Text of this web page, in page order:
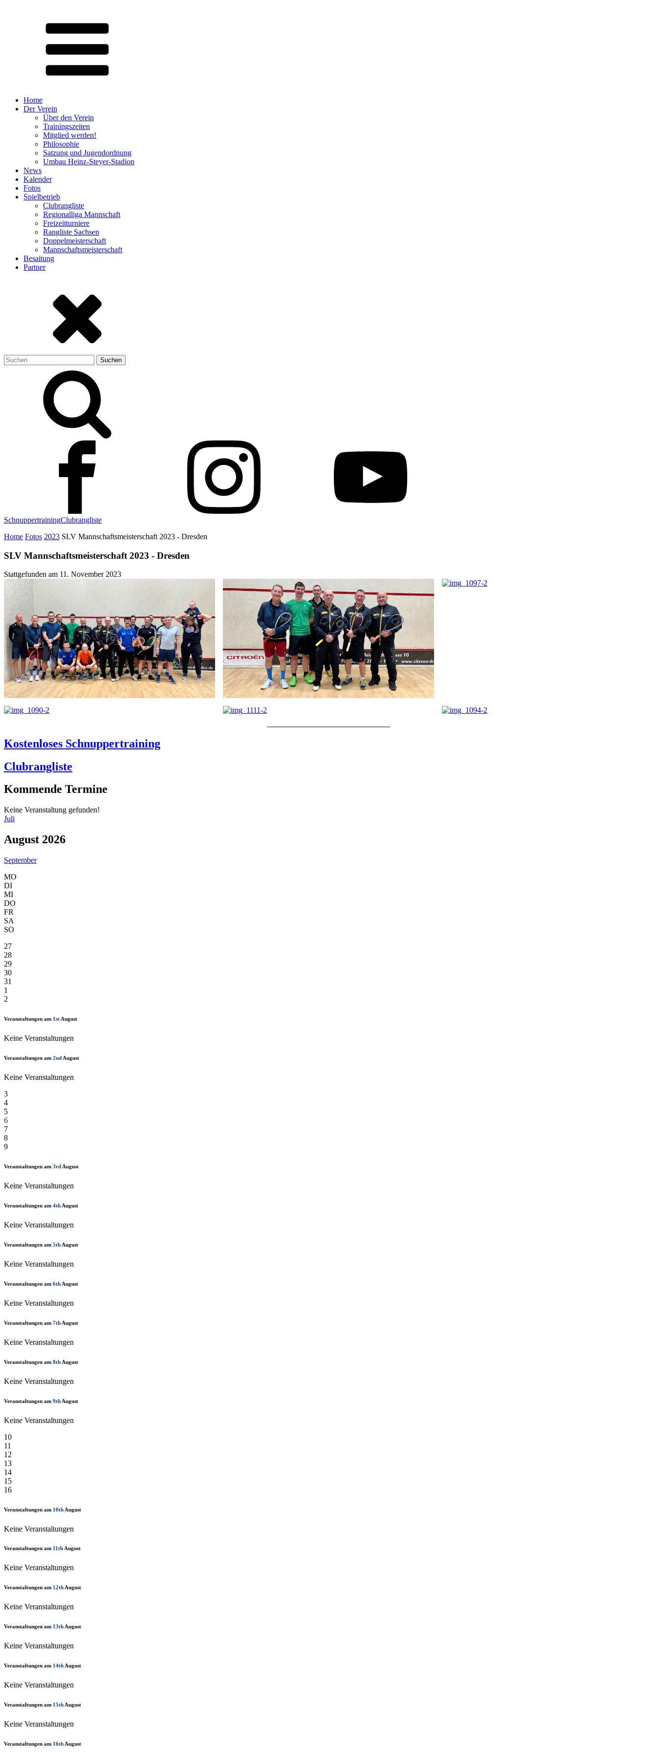
Home
Der Verein
Über den Verein
Trainingszeiten
Mitglied werden!
Philosophie
Satzung und Jugendordnung
Umbau Heinz-Steyer-Stadion
News
Kalender
Fotos
Spielbetrieb
Clubrangliste
Regionalliga Mannschaft
Freizeitturniere
Rangliste Sachsen
Doppelmeisterschaft
Mannschaftsmeisterschaft
Besaitung
Partner
Suchen
nach:
SchnuppertrainingClubrangliste
Home Fotos 2023 SLV Mannschaftsmeisterschaft 2023 - Dresden
SLV Mannschaftsmeisterschaft 2023 - Dresden
Stattgefunden am 11. November 2023
Kostenloses Schnuppertraining
Clubrangliste
Kommende Termine
Keine Veranstaltung gefunden!
Juli
August 2026
September
MO
DI
MI
DO
FR
SA
SO
27
28
29
30
31
1
2
Veranstaltungen am 1st August
Keine Veranstaltungen
Veranstaltungen am 2nd August
Keine Veranstaltungen
3
4
5
6
7
8
9
Veranstaltungen am 3rd August
Keine Veranstaltungen
Veranstaltungen am 4th August
Keine Veranstaltungen
Veranstaltungen am 5th August
Keine Veranstaltungen
Veranstaltungen am 6th August
Keine Veranstaltungen
Veranstaltungen am 7th August
Keine Veranstaltungen
Veranstaltungen am 8th August
Keine Veranstaltungen
Veranstaltungen am 9th August
Keine Veranstaltungen
10
11
12
13
14
15
16
Veranstaltungen am 10th August
Keine Veranstaltungen
Veranstaltungen am 11thAugust
Keine Veranstaltungen
Veranstaltungen am 12thAugust
Keine Veranstaltungen
Veranstaltungen am 13th August
Keine Veranstaltungen
Veranstaltungen am 14th August
Keine Veranstaltungen
Veranstaltungen am 15th August
Keine Veranstaltungen
Veranstaltungen am 16th August